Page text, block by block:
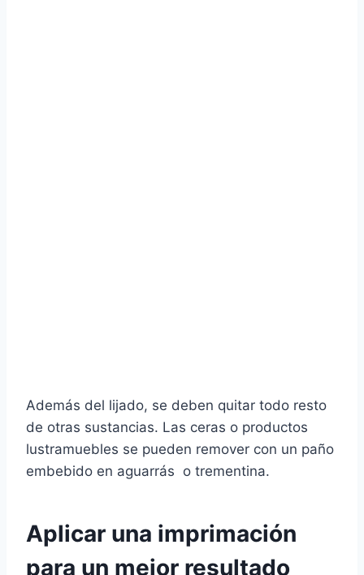
Además del lijado, se deben quitar todo resto
de otras sustancias. Las ceras o productos
lustramuebles se pueden remover con un paño
embebido en aguarrás o trementina.
Aplicar una imprimación
para un mejor resultado